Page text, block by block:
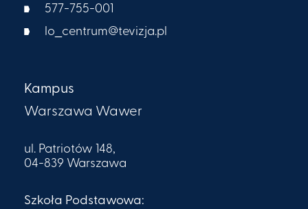
577-755-001
lo_centrum@tevizja.pl
Kampus
Warszawa Wawer
ul. Patriotów 148,
04-839 Warszawa
Szkoła Podstawowa: